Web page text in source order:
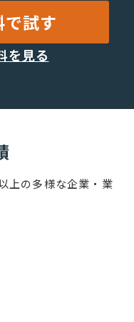
試す
を見る
上の多様な企業・業